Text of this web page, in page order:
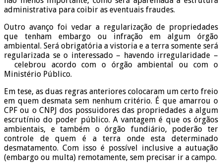
administrativa para coibir as eventuais fraudes.
Outro avanço foi vedar a regularização de propriedades
que tenham embargo ou infração em algum órgão
ambiental. Será obrigatória a vistoria e a terra somente será
regularizada se o interessado – havendo irregularidade –
celebrou acordo com o órgão ambiental ou com o
Ministério Público.
Em tese, as duas regras anteriores colocaram um certo freio
em quem desmata sem nenhum critério. É que amarrou o
CPF ou o CNPJ dos possuidores das propriedades a algum
escrutínio do poder público. A vantagem é que os órgãos
ambientais, e também o órgão fundiário, poderão ter
controle de quem é a terra onde esta determinado
desmatamento. Com isso é possível inclusive a autuação
(embargo ou multa) remotamente, sem precisar ir a campo.